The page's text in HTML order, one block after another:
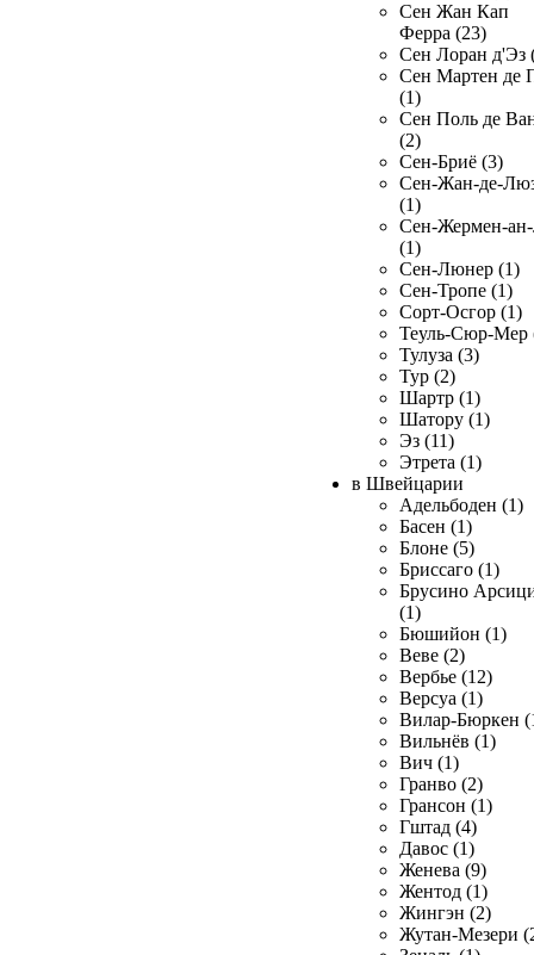
Сен Жан Кап
Ферра (23)
Сен Лоран д'Эз
Сен Мартен де
(1)
Сен Поль де
(2)
Сен-Бриё (3)
Сен-Жан-де-
(1)
Сен-Жермен-
(1)
Сен-Люнер (1)
Сен-Тропе (1)
Сорт-Осгор (1)
Теуль-Сюр-Мер
Тулуза (3)
Тур (2)
Шартр (1)
Шатору (1)
Эз (11)
Этрета (1)
в Швейцарии
Адельбоден (1)
Басен (1)
Блоне (5)
Бриссаго (1)
Брусино
(1)
Бюшийон (1)
Веве (2)
Вербье (12)
Версуа (1)
Вилар-Бюркен
Вильнёв (1)
Вич (1)
Гранво (2)
Грансон (1)
Гштад (4)
Давос (1)
Женева (9)
Жентод (1)
Жингэн (2)
Жутан-Мезери